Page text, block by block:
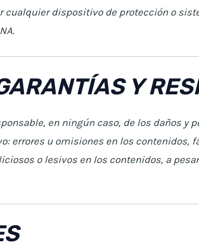
dispositivo de protección o
Y
en ningún caso, de los daños
errores u omisiones en los contenidos,
o lesivos en los contenidos, a